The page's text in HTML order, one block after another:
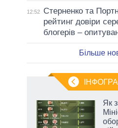
12:52
Стерненко та
рейтинг довіри
блогерів –
Більше
Як